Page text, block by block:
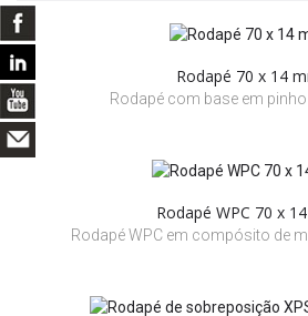
Rodapé 70 x 14
Rodapé com base em
Rodapé WPC 70 x
Rodapé WPC em compósito de